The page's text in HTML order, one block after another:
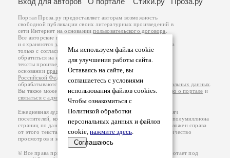
Мы используем файлы cookie
для улучшения работы сайта.
Оставаясь на сайте, вы
соглашаетесь с условиями
использования файлов cookies.
Чтобы ознакомиться с
Политикой обработки
персональных данных и файлов
cookie, нажмите здесь.
Соглашаюсь
Портал Проза.ру предоставляет авторам возможность
свободной публикации своих литературных произведений в
сети Интернет на основаниипользовательского договора
Все авторские права на произведения принадлежат авторам
и охраняются законом
. Перепечатка произведений возможна
только с согласия его автора, к которому вы можете
обратиться на его авторской странице. Ответственность за
тексты произведений авторы несут самостоятельно на
основанииправил публикацииизаконодательства
Российской Федерации
обрабатываются на основанииПолитики обработки персональных данных
Вы также можете посмотреть более подробнуюинформацию о портале и
связаться с администрацией
Ежедневная аудитория портала Проза.ру – порядка 100 тысяч
посетителей, которые в общей сумме просматривают более полумиллиона
страниц по данным счетчика посещаемости, который расположен справа
от этого текста. В каждой графе указано по две цифры: количество
просмотров и количество посетителей.
© Все права принадлежат авторам, 2000-2026. Портал работает под